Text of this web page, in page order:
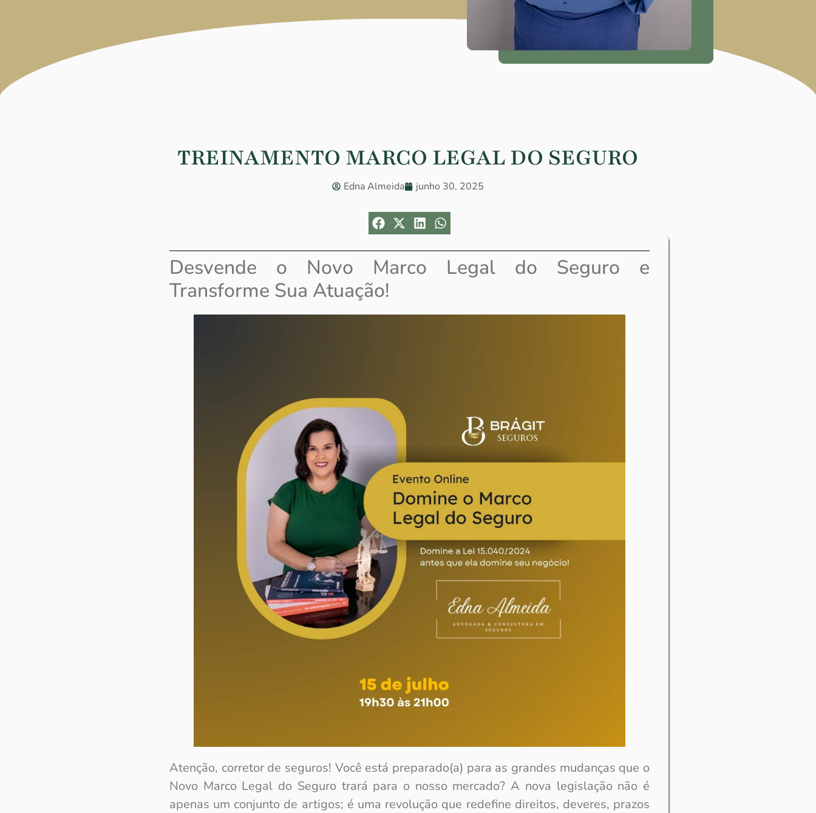
TREINAMENTO MARCO LEGAL DO SEGURO
Edna Almeida junho 30, 2025
Desvende o Novo Marco Legal do Seguro e
Transforme Sua Atuação!
Atenção, corretor de seguros! Você está preparado(a) para as grandes mudanças que o
Novo Marco Legal do Seguro trará para o nosso mercado? A nova legislação não é
apenas um conjunto de artigos; é uma revolução que redefine direitos, deveres, prazos